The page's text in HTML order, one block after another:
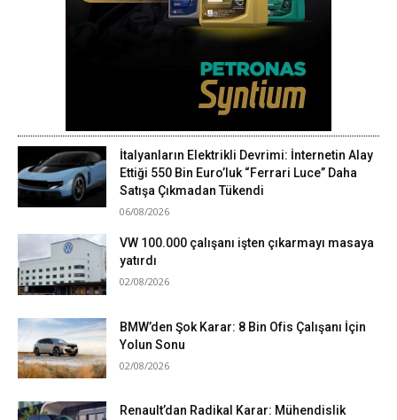
İtalyanların Elektrikli Devrimi: İnternetin Alay
Ettiği 550 Bin Euro’luk “Ferrari Luce” Daha
Satışa Çıkmadan Tükendi
06/08/2026
VW 100.000 çalışanı işten çıkarmayı masaya
yatırdı
02/08/2026
BMW’den Şok Karar: 8 Bin Ofis Çalışanı İçin
Yolun Sonu
02/08/2026
Renault’dan Radikal Karar: Mühendislik